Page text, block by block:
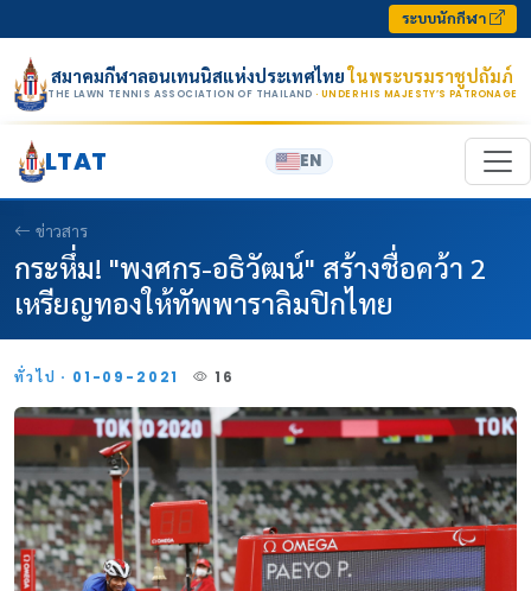
ระบบนักกีฬา
สมาคมกีฬาลอนเทนนิสแห่งประเทศไทยในพระบรมราชูปถัมภ์
THE LAWN TENNIS ASSOCIATION OF THAILAND · UNDER HIS MAJESTY’S PATRONAGE
LTAT EN
ข่าวสาร
กระหึ่ม! "พงศกร-อธิวัฒน์" สร้างชื่อคว้า 2
เหรียญทองให้ทัพพาราลิมปิกไทย
ทั่วไป · 01-09-2021 16